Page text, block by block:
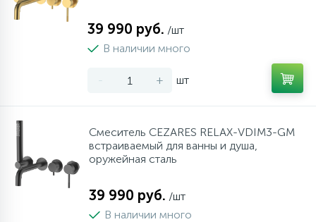
39 990 руб. /шт
В наличии много
- + шт
Смеситель CEZARES RELAX-VDIM3-GM
встраиваемый для ванны и душа,
оружейная сталь
39 990 руб. /шт
В наличии много